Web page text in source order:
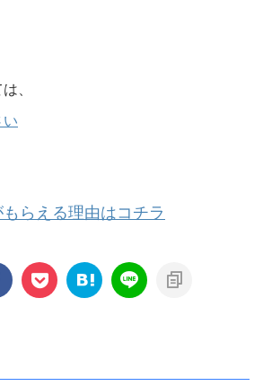
、
らえる理由はコチラ